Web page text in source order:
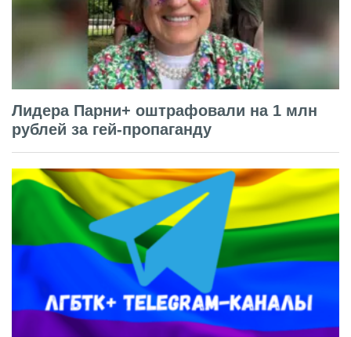
Лидера Парни+ оштрафовали на 1 млн
рублей за гей-пропаганду